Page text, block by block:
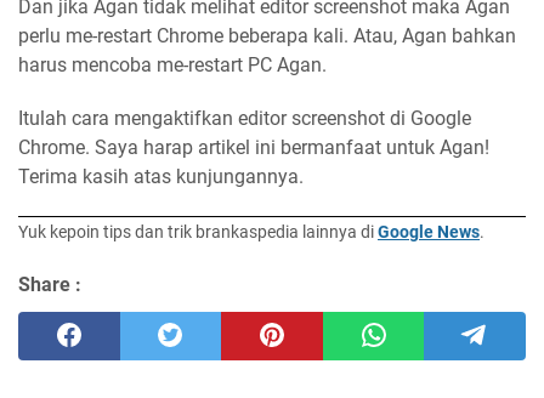
Dan jika Agan tidak melihat editor screenshot maka Agan
perlu me-restart Chrome beberapa kali. Atau, Agan bahkan
harus mencoba me-restart PC Agan.
Itulah cara mengaktifkan editor screenshot di Google
Chrome. Saya harap artikel ini bermanfaat untuk Agan!
Terima kasih atas kunjungannya.
Yuk kepoin tips dan trik brankaspedia lainnya diGoogle News.
Share :